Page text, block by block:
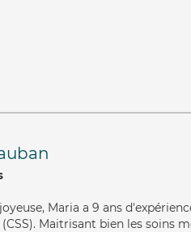
Maria a 9 ans
Maitrisant bien les soins